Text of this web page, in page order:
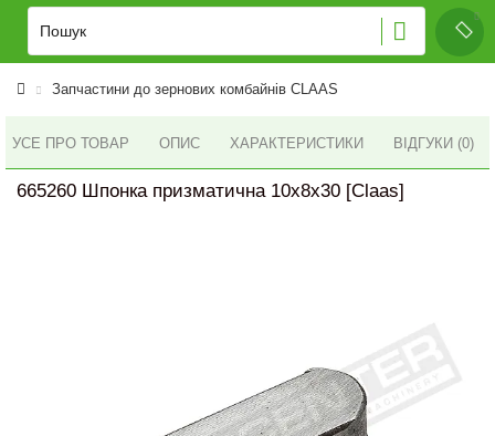
Запчастини до зернових комбайнів CLAAS
УСЕ ПРО ТОВАР ОПИС ХАРАКТЕРИСТИКИ ВІДГУКИ (0)
665260 Шпонка призматична 10x8x30 [Claas]